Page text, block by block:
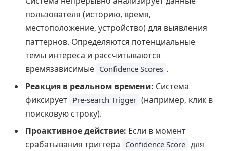
пользователя (историю, время,
местоположение, устройство) для выявления
паттернов. Определяются потенциальные
темы интереса и рассчитываются
времязависимые Confidence Scores .
Реакция в реальном времени: Система
фиксирует Pre-search Trigger (например, клик в
поисковую строку).
Проактивное действие: Если в момент
срабатывания триггера Confidence Score для